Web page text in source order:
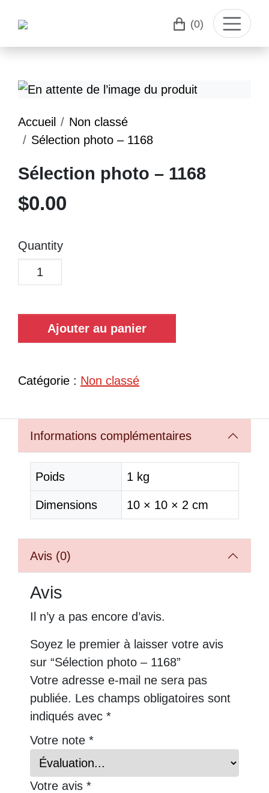
(0)
Accueil
Non classé
Sélection photo – 1168
Sélection photo – 1168
$0.00
Quantity
Ajouter au panier
Catégorie : Non classé
Informations complémentaires
Poids 1 kg
Dimensions 10 × 10 × 2 cm
Avis (0)
Avis
Il n’y a pas encore d’avis.
Soyez le premier à laisser votre avis
sur “Sélection photo – 1168”
Votre adresse e-mail ne sera pas
publiée. Les champs obligatoires sont
indiqués avec *
Votre note *
Votre avis *